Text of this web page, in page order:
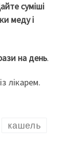
суміші
меду і
на день.
лікарем.
кашель